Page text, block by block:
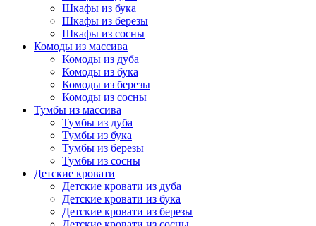
Шкафы из бука
Шкафы из березы
Шкафы из сосны
Комоды из массива
Комоды из дуба
Комоды из бука
Комоды из березы
Комоды из сосны
Тумбы из массива
Тумбы из дуба
Тумбы из бука
Тумбы из березы
Тумбы из сосны
Детские кровати
Детские кровати из дуба
Детские кровати из бука
Детские кровати из березы